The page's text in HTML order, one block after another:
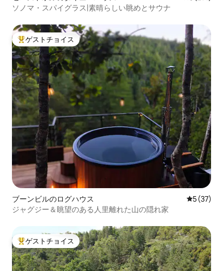
ソノマ・スパイグラス|素晴らしい眺めとサウナ
大好評のゲストチョイスです。
ゲストチョイス
ブーンビルのログハウス レビュー
5 (37)
ジャグジー＆眺望のある人里離れた山の隠れ家
大好評のゲストチョイスです。
ゲストチョイス